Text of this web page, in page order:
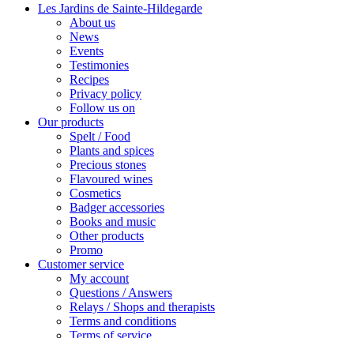
Les Jardins de Sainte-Hildegarde
About us
News
Events
Testimonies
Recipes
Privacy policy
Follow us on
Our products
Spelt / Food
Plants and spices
Precious stones
Flavoured wines
Cosmetics
Badger accessories
Books and music
Other products
Promo
Customer service
My account
Questions / Answers
Relays / Shops and therapists
Terms and conditions
Terms of service